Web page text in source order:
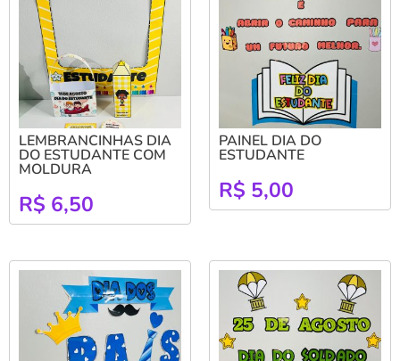
LEMBRANCINHAS DIA
DO ESTUDANTE COM
MOLDURA
R$ 6,50
PAINEL DIA DO
ESTUDANTE
R$ 5,00